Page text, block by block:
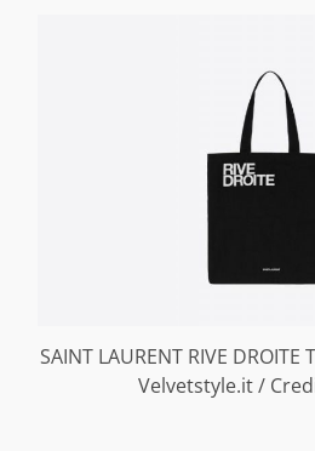
SAINT LAURENT RIVE DROITE
Velvetstyle.it /